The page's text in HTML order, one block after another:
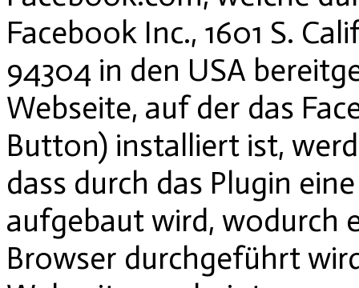
Facebook Inc., 1601 S.
94304 in den USA
Webseite, auf der das
Button) installiert ist,
dass durch das Plugin
aufgebaut wird, wodurch
Browser durchgeführt